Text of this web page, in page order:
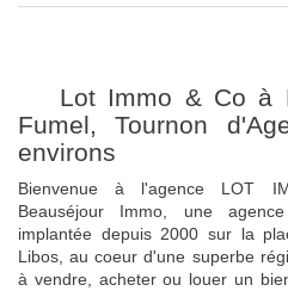
Lot Immo & Co à
Fumel, Tournon
environs
Bienvenue à l'agence LOT
Beauséjour Immo, une
implantée depuis 2000 sur la
Libos, au coeur d'une superbe
à vendre, acheter ou louer un